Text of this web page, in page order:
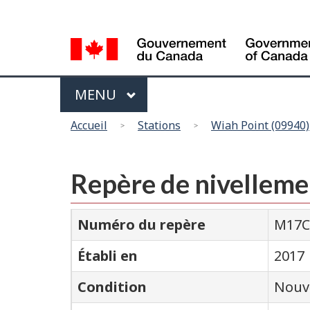
de
la
langue
Menu
MAIN
MENU
Accueil Stations Wiah Point (09940)
Repère de
Numéro du repère
Établi en
2017
Condition